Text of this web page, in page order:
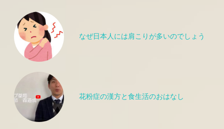
なぜ日本人には肩こりが多いのでしょう
花粉症の漢方と食生活のおはなし